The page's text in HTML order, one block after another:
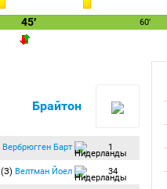
45′ 60′
Брайтон
Вербрюгген Барт 1
(З) Велтман Йоел 34